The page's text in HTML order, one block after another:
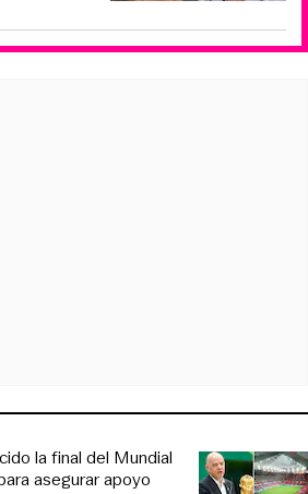
la final del Mundial
asegurar apoyo